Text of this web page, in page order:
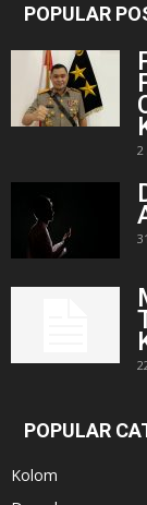
POPULAR
2
POPULAR
Kolom